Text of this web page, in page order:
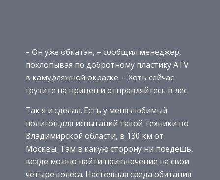
– Он уже обкатан, – сообщил менеджер,
похлопывая по добротному пластику ATV
в камуфляжной окраске. – Хоть сейчас
грузите на прицеп и отправляйтесь в лес.
Так я и сделал. Есть у меня любимый
полигон для испытаний такой техники во
Владимирской области, в 130 км от
Москвы. Там в какую сторону ни поедешь,
везде можно найти приключение на свои
четыре колеса. Настоящая среда обитания